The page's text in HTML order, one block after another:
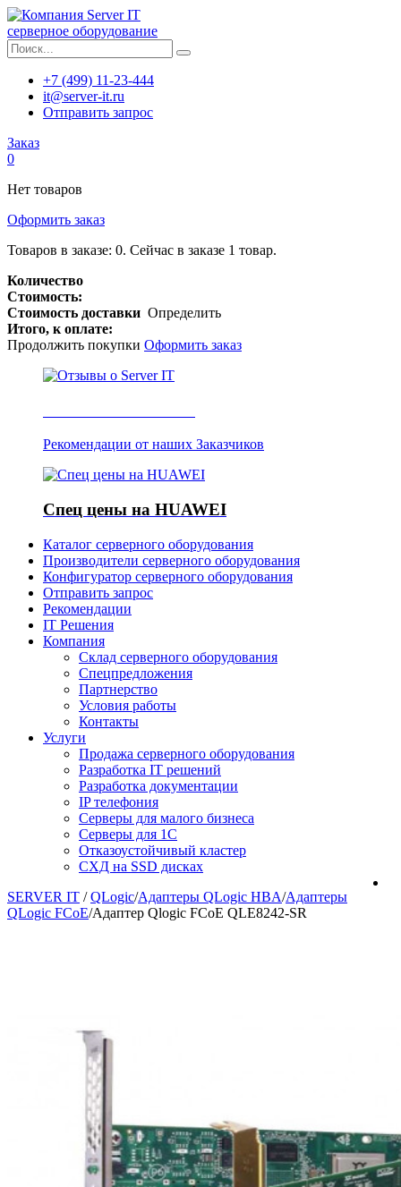
серверное оборудование
+7 (499) 11-23-444
it@server-it.ru
Отправить запрос
Заказ
0
Нет товаров
Оформить заказ
Товаров в заказе: 0. Сейчас в заказе 1 товар.
Количество
Стоимость:
Стоимость доставки Определить
Итого, к оплате:
Продолжить покупки Оформить заказ
Рекомендации от наших Заказчиков
Спец цены на HUAWEI
Каталог серверного оборудования
Производители серверного оборудования
Конфигуратор серверного оборудования
Отправить запрос
Рекомендации
IT Решения
Компания
Склад серверного оборудования
Спецпредложения
Партнерство
Условия работы
Контакты
Услуги
Продажа серверного оборудования
Разработка IT решений
Разработка документации
IP телефония
Серверы для малого бизнеса
Серверы для 1С
Отказоустойчивый кластер
СХД на SSD дисках
SERVER IT / QLogic/Адаптеры QLogic HBA/Адаптеры
QLogic FCoE/Адаптер Qlogic FCoE QLE8242-SR